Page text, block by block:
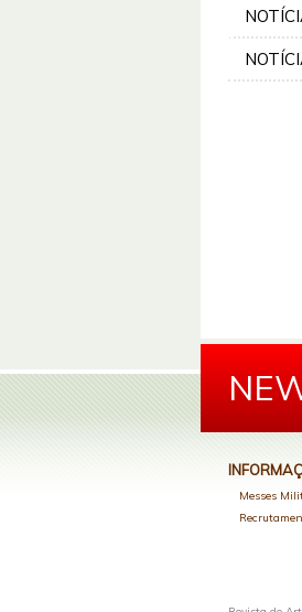
Messes